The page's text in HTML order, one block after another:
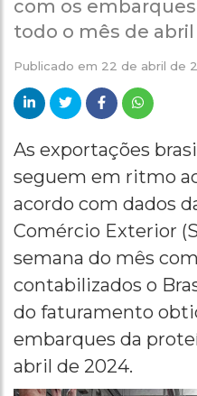
com os
todo o mês de abril
Publicado em 22 de abril de
As exportações
seguem em ritmo
acordo com dados
Comércio Exterior
semana do mês
contabilizados o
do faturamento
embarques da
abril de 2024.